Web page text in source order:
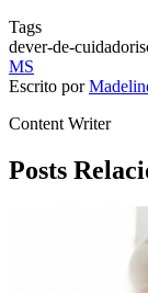
Tags
dever-de-cuidado
MS
Escrito por
Content Writer
Posts